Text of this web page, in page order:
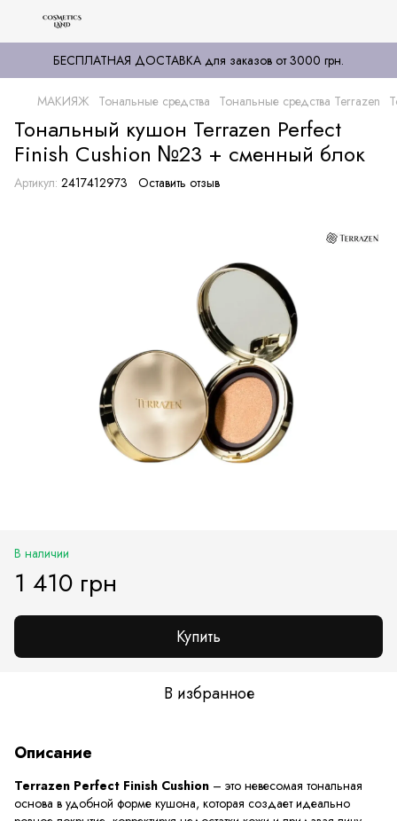
БЕСПЛАТНАЯ ДОСТАВКА для заказов от 3000 грн.
МАКИЯЖ Тональные средства Тональные средства Terrazen
Тональный кушон Terrazen Perfect
Finish Cushion №23 + сменный блок
Артикул: 2417412973 Оставить отзыв
В наличии
1 410 грн
Купить
В избранное
Описание
Terrazen Perfect Finish Cushion – это невесомая тональная
основа в удобной форме кушона, которая создает идеально